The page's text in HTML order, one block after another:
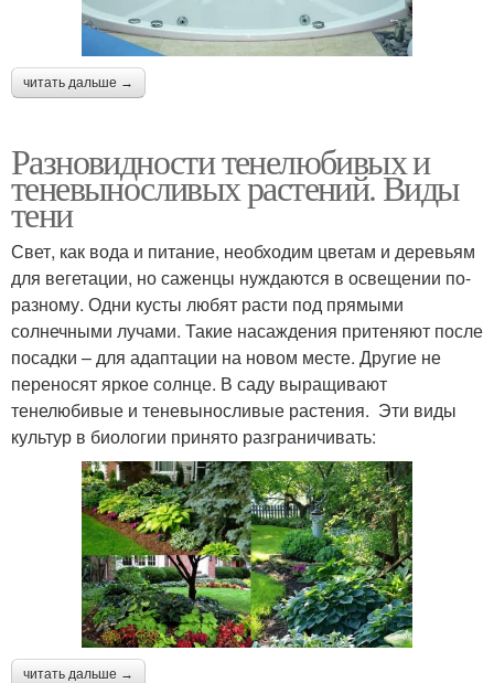
читать дальше →
Разновидности тенелюбивых и
теневыносливых растений. Виды
тени
Свет, как вода и питание, необходим цветам и деревьям
для вегетации, но саженцы нуждаются в освещении по-
разному. Одни кусты любят расти под прямыми
солнечными лучами. Такие насаждения притеняют после
посадки – для адаптации на новом месте. Другие не
переносят яркое солнце. В саду выращивают
тенелюбивые и теневыносливые растения. Эти виды
культур в биологии принято разграничивать:
читать дальше →